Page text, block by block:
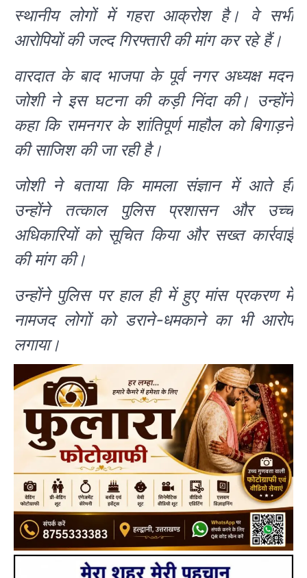
स्थानीय लोगों में गहरा आक्रोश है। वे सभी
आरोपियों की जल्द गिरफ्तारी की मांग कर रहे हैं।
वारदात के बाद भाजपा के पूर्व नगर अध्यक्ष मदन
जोशी ने इस घटना की कड़ी निंदा की। उन्होंने
कहा कि रामनगर के शांतिपूर्ण माहौल को बिगाड़ने
की साजिश की जा रही है।
जोशी ने बताया कि मामला संज्ञान में आते ही
उन्होंने तत्काल पुलिस प्रशासन और उच्च
अधिकारियों को सूचित किया और सख्त कार्रवाई
की मांग की।
उन्होंने पुलिस पर हाल ही में हुए मांस प्रकरण में
नामजद लोगों को डराने-धमकाने का भी आरोप
लगाया।